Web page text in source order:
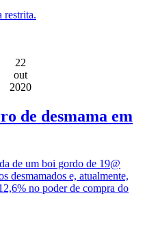
restrita.
22
out
2020
de desmama em
de um boi gordo de 19@
desmamados e, atualmente,
no poder de compra do